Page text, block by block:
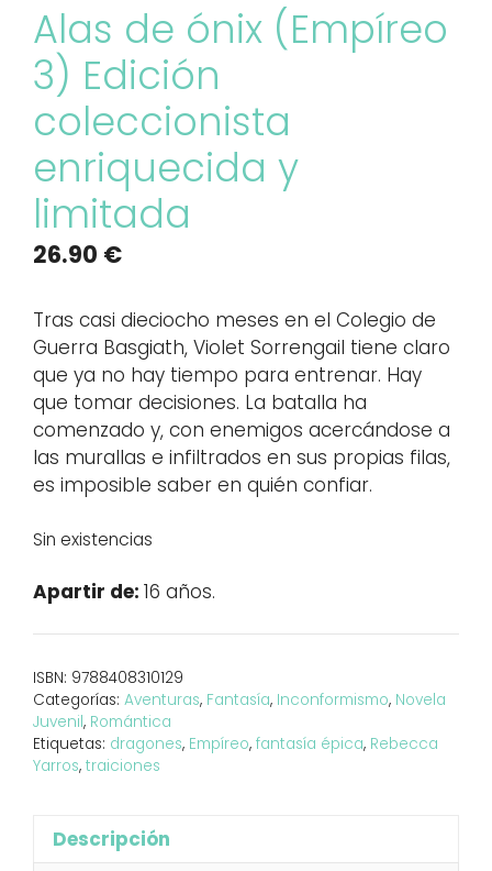
Alas de ónix (Empíreo
3) Edición
coleccionista
enriquecida y
limitada
26.90 €
Tras casi dieciocho meses en el Colegio de
Guerra Basgiath, Violet Sorrengail tiene claro
que ya no hay tiempo para entrenar. Hay
que tomar decisiones. La batalla ha
comenzado y, con enemigos acercándose a
las murallas e infiltrados en sus propias filas,
es imposible saber en quién confiar.
Sin existencias
Apartir de: 16 años.
ISBN: 9788408310129
Categorías: Aventuras, Fantasía, Inconformismo, Novela
Juvenil, Romántica
Etiquetas: dragones, Empíreo, fantasía épica, Rebecca
Yarros, traiciones
Descripción